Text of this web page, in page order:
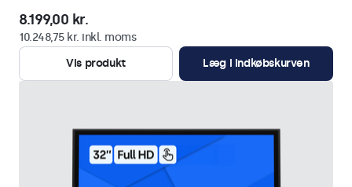
8.199,00 kr.
10.248,75 kr. inkl. moms
Vis produkt
Læg i indkøbskurven